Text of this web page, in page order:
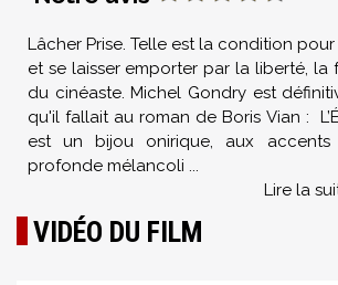
Lâcher Prise. Telle est la condition
et se laisser emporter par la liberté, la
du cinéaste. Michel Gondry est
qu'il fallait au roman de Boris Vian :
est un bijou onirique, aux
profonde mélancoli ...
Lire la
VIDÉO DU FILM